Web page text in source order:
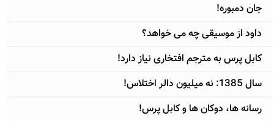
جان دمبوره!
داود از موسیقی چه می خواهد؟
کابل پرس به مترجم افتخاری نياز دارد!
سال 1385: نه میلیون دالر اختلاس!
رسانه ها، دوکان ها و کابل پرس!